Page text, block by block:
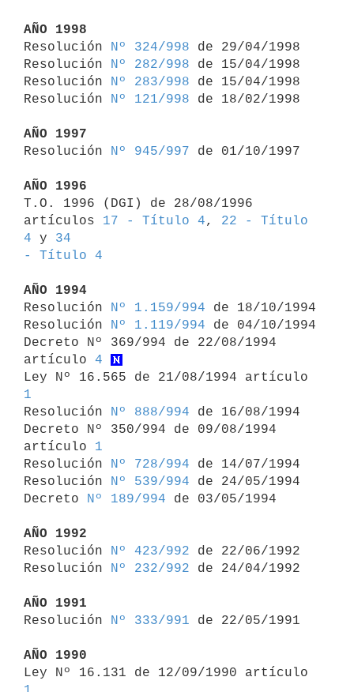
AÑO 1998
Resolución
Nº 324/998 de 29/04/1998
Resolución
Nº 282/998 de 15/04/1998
Resolución
Nº 283/998 de 15/04/1998
Resolución
Nº 121/998 de 18/02/1998
AÑO 1997
Resolución
Nº 945/997 de 01/10/1997
AÑO 1996
T.O. 1996 (DGI) de 28/08/1996
artículos 17 - Título 4, 22 - Título
4 y 34
- Título 4
AÑO 1994
Resolución
Nº 1.159/994 de 18/10/1994
Resolución
Nº 1.119/994 de 04/10/1994
Decreto Nº 369/994 de 22/08/1994
artículo 4
1
Resolución
Nº 888/994 de 16/08/1994
Decreto Nº 350/994 de 09/08/1994
artículo 1
Resolución
Nº 728/994 de 14/07/1994
Resolución
Nº 539/994 de 24/05/1994
Decreto
Nº 189/994 de 03/05/1994
AÑO 1992
Resolución
Nº 423/992 de 22/06/1992
Resolución
Nº 232/992 de 24/04/1992
AÑO 1991
Resolución
Nº 333/991 de 22/05/1991
AÑO 1990